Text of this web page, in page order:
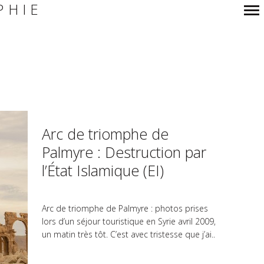
Arc de triomphe de
Palmyre : Destruction par
l’État Islamique (EI)
Arc de triomphe de Palmyre : photos prises
lors d’un séjour touristique en Syrie avril 2009,
un matin très tôt. C’est avec tristesse que j’ai..